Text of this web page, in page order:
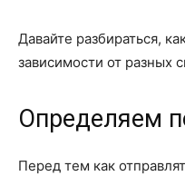
Давайте разбираться,
зависимости от разных
Определяем
Перед тем как